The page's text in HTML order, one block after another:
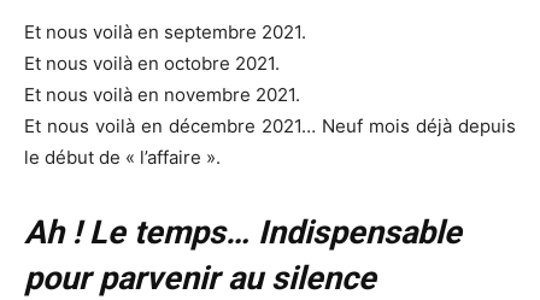
Et nous voilà en septembre 2021.
Et nous voilà en octobre 2021.
Et nous voilà en novembre 2021.
Et nous voilà en décembre 2021… Neuf mois déjà depuis
le début de « l’affaire ».
Ah ! Le temps… Indispensable
pour parvenir au silence